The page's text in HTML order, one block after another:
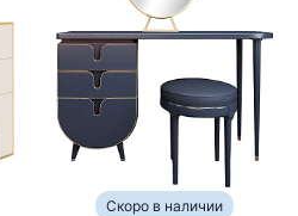
Скоро в наличии